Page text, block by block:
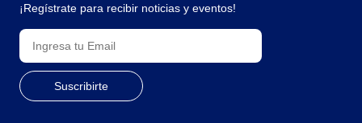
¡Regístrate para recibir noticias y eventos!